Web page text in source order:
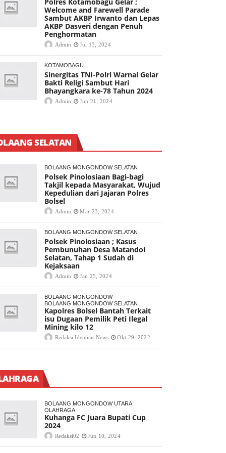
Welcome and Farewell Parade
Sambut AKBP Irwanto dan Lepas
AKBP Dasveri dengan Penuh
Penghormatan
Admin Jul 13, 2024
KOTAMOBAGU
Sinergitas TNI-Polri Warnai Gelar
Bakti Religi Sambut Hari
Bhayangkara ke-78 Tahun 2024
Admin Jun 21, 2024
SELATAN
BOLAANG MONGONDOW SELATAN
Polsek Pinolosiaan Bagi-bagi
Takjil kepada Masyarakat, Wujud
Kepedulian dari Jajaran Polres
Bolsel
Admin Mar 23, 2024
BOLAANG MONGONDOW SELATAN
Polsek Pinolosiaan ; Kasus
Pembunuhan Desa Matandoi
Selatan, Tahap 1 Sudah di
Kejaksaan
Admin Jan 25, 2024
BOLAANG MONGONDOW
BOLAANG MONGONDOW SELATAN
Kapolres Bolsel Bantah Terkait
isu Dugaan Pemilik Peti Ilegal
Mining kilo 12
Redaksi Identitas News Okt 29, 2022
BOLAANG MONGONDOW UTARA
OLAHRAGA
Kuhanga FC Juara Bupati Cup
2024
Redaksi02 Jun 10, 2024